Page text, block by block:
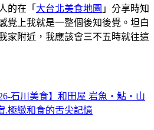
的在「 大台北美食地圖 」分享時知
覺上我就是一整個後知後覺。坦白
家附近，我應該會三不五時就往這
石川美食】和田屋 岩魚・鮎・山
.極緻和食的舌尖記憶